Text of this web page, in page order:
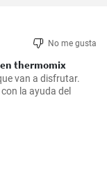
No me gusta
thermomix
van a disfrutar.
la ayuda del